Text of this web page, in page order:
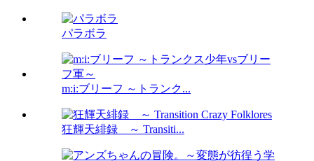
パラボラ
m:i:ブリーフ ～トランク...
狂輝天緋録 ～ Transiti...